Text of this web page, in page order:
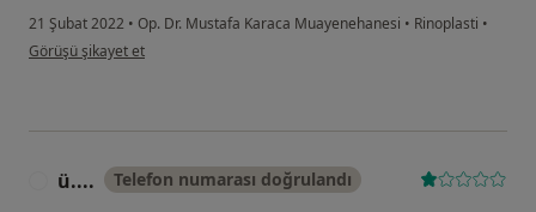
21 Şubat 2022 • Op. Dr. Mustafa Karaca Muayenehanesi • Rinoplasti •
kullanıcının görüşüne göre y.....
Görüşü şikayet et
ü.... Telefon numarası doğrulandı